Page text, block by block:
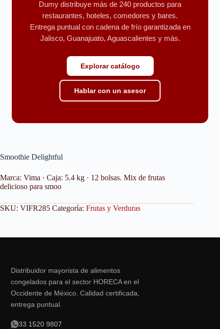
Dumy distribuye más de 240 productos para
restaurantes, hoteles, comedores y bares.
Entrega puntual con cadena de frío garantizada en
Jalisco, Guanajuato, Aguascalientes y más.
Explorar catálogo
Hablar con un asesor
Smoothie Delightful
Marca: Vima · Caja: 5.4 kg · 12 bolsas. Mix de frutas
delicioso para smoo
SKU: VIFR285 Categoría: Frutas y Verduras
Distribuidor mayorista de alimentos
congelados para el sector HORECA en el
Occidente de México. Calidad certificada,
entrega puntual.
33 1520 9807